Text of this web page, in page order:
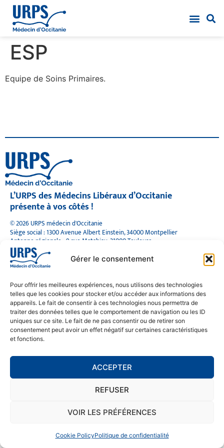
Gérer le consentement
Pour offrir les meilleures expériences, nous utilisons des technologies
telles que les cookies pour stocker et/ou accéder aux informations des
appareils. Le fait de consentir à ces technologies nous permettra de
traiter des données telles que le comportement de navigation ou les ID
uniques sur ce site. Le fait de ne pas consentir ou de retirer son
consentement peut avoir un effet négatif sur certaines caractéristiques
et fonctions.
ACCEPTER
REFUSER
VOIR LES PRÉFÉRENCES
Cookie PolicyPolitique de confidentialité
ESP
Equipe de Soins Primaires.
L’URPS des Médecins Libéraux d’Occitanie
présente à vos côtés !
© 2026 URPS médecin d'Occitanie
Siège social : 1300 Avenue Albert Einstein, 34000 Montpellier
Antenne régionale : 9 rue Matabiau, 31000 Toulouse
05 61 15 80 90
Accueil : Lundi au Vendredi | 08h30 – 17h30
CONTACT
MENTIONS LÉGALES
POLITIQUE DE CONFIDENTIALITÉ
COOKIE POLICY (EU)
MONTPELLIER